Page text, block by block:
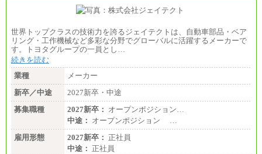
世界トップクラスの技術力を誇るジェイテクトは、自動車部品・ベア
リング・工作機械など多彩な分野でグローバルに活躍するメーカーで
す。トヨタグループの一員とし…
続きを読む
業種
メーカー
新卒／中途
2027新卒・中途
募集職種
2027新卒： オープンポジション…
中途： オープンポジション …
雇用形態
2027新卒： 正社員
中途： 正社員